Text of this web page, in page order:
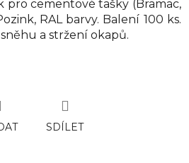
pro cementové tašky (Bramac,
RAL barvy. Balení 100 ks.
a stržení okapů.
SDÍLET